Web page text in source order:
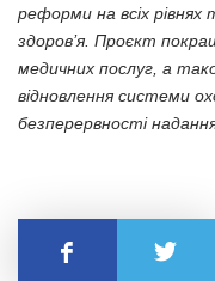
реформи на всіх
здоров’я. Проєкт
медичних послуг, а
відновлення системи
безперервності
Поділитись